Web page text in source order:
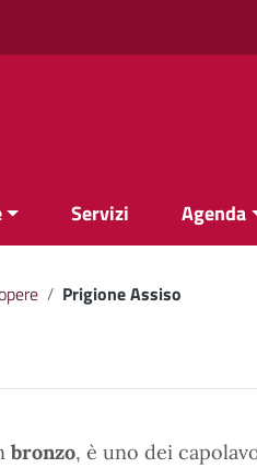
Servizi Agenda
/ Prigione Assiso
bronzo, è uno dei